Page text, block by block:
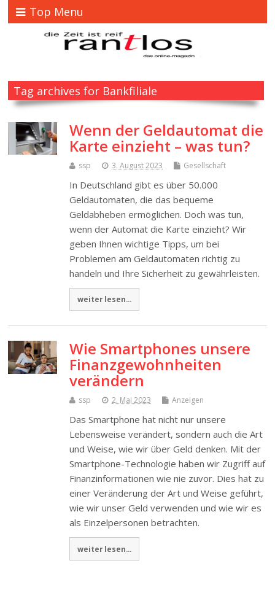
Top Menu
Tag archives for Bankfiliale
Wenn der Geldautomat die
Karte einzieht – was tun?
ssp 3. August 2023 Gesellschaft
In Deutschland gibt es über 50.000
Geldautomaten, die das bequeme
Geldabheben ermöglichen. Doch was tun,
wenn der Automat die Karte einzieht? Wir
geben Ihnen wichtige Tipps, um bei
Problemen am Geldautomaten richtig zu
handeln und Ihre Sicherheit zu gewährleisten.
weiter lesen...
Wie Smartphones unsere
Finanzgewohnheiten
verändern
ssp 2. Mai 2023 Anzeigen
Das Smartphone hat nicht nur unsere
Lebensweise verändert, sondern auch die Art
und Weise, wie wir über Geld denken. Mit der
Smartphone-Technologie haben wir Zugriff auf
Finanzinformationen wie nie zuvor. Dies hat zu
einer Veränderung der Art und Weise geführt,
wie wir unser Geld verwenden und wie wir es
als Einzelpersonen betrachten.
weiter lesen...